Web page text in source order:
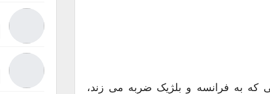
که به فرانسه و بلژیک ضربه می زند،